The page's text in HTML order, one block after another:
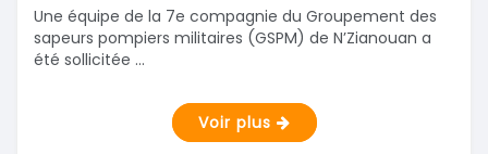
Une équipe de la 7e compagnie du Groupement des
sapeurs pompiers militaires (GSPM) de N’Zianouan a
été sollicitée ...
Voir plus